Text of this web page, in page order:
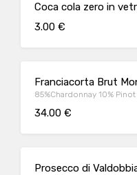
Coca cola zero in
3.00 €
Franciacorta Brut
85%Chardonnay 10%
34.00 €
Prosecco di